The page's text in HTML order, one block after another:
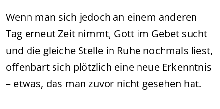
Wenn man sich jedoch an einem anderen
Tag erneut Zeit nimmt, Gott im Gebet sucht
und die gleiche Stelle in Ruhe nochmals liest,
offenbart sich plötzlich eine neue Erkenntnis
– etwas, das man zuvor nicht gesehen hat.